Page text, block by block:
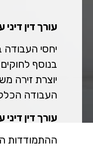
עורך דין
יחסי העבודה
בנוסף
יוצרת זירה
העבודה
עורך דין
ההתמודדות